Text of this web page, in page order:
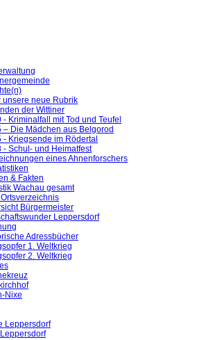
unsere neue Rubrik
der Wittiner
- Kriminalfall mit Tod und Teufel
– Die Mädchen aus Belgorod
- Kriegsende im Rödertal
- Schul- und Heimatfest
eines Ahnenforschers
& Fakten
Wachau gesamt
Ortsverzeichnis
Bürgermeister
Leppersdorf
Adressbücher
1. Weltkrieg
2. Weltkrieg
Nixe
Leppersdorf